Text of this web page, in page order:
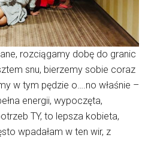
rozciągamy dobę do granic
snu, bierzemy sobie coraz
w tym pędzie o….no właśnie –
energii, wypoczęta,
TY, to lepsza kobieta,
wpadałam w ten wir, z